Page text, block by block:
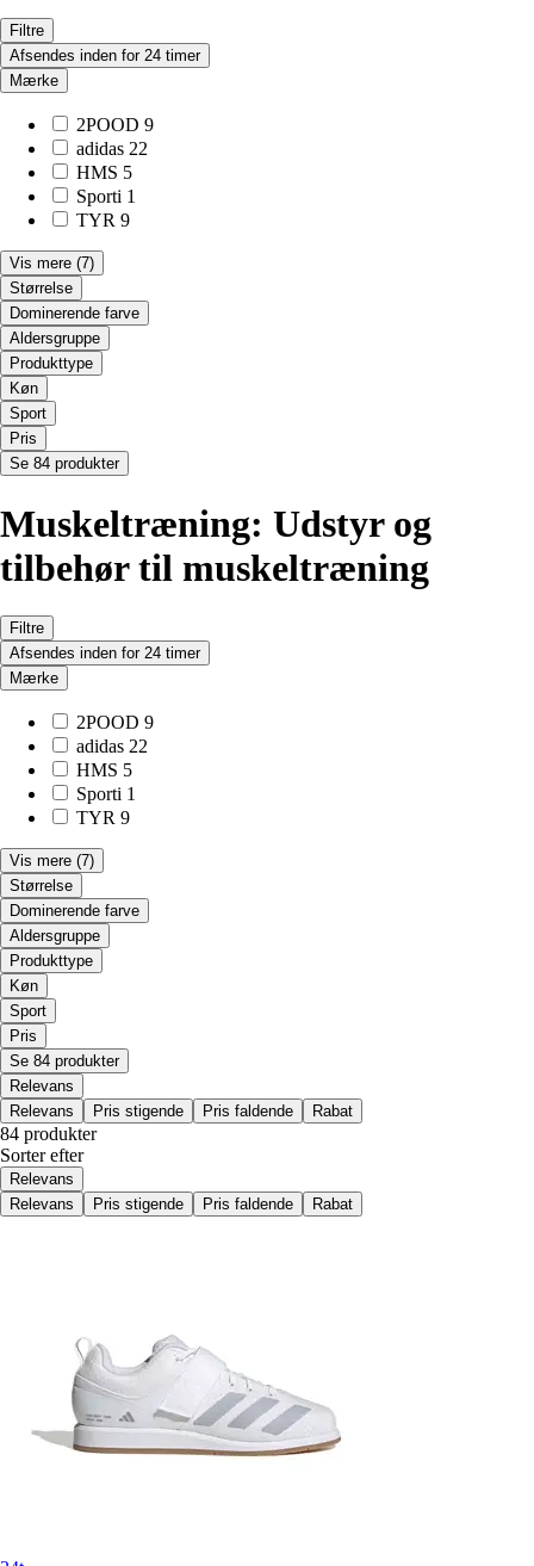
Filtre
Afsendes inden for 24 timer
Mærke
2POOD 9
adidas 22
HMS 5
Sporti 1
TYR 9
Vis mere (7)
Størrelse
Dominerende farve
Aldersgruppe
Produkttype
Køn
Sport
Pris
Se 84 produkter
Muskeltræning: Udstyr og
tilbehør til muskeltræning
Filtre
Afsendes inden for 24 timer
Mærke
2POOD 9
adidas 22
HMS 5
Sporti 1
TYR 9
Vis mere (7)
Størrelse
Dominerende farve
Aldersgruppe
Produkttype
Køn
Sport
Pris
Se 84 produkter
Relevans
Relevans
Pris stigende Pris faldende Rabat
84 produkter
Sorter efter
Relevans
Relevans
Pris stigende Pris faldende Rabat